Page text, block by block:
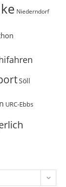
Niederndorf
Söll
URC-Ebbs